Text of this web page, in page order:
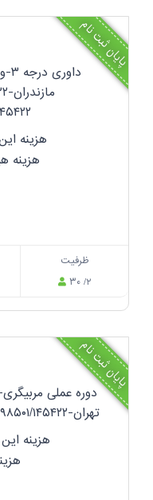
پایان ثبت نام
هزینه این
هزینه هیئت:
ظرفیت
۳۰ /۲
پایان ثبت نام
تهران-۱۴۰۴۱۰۷۱۹۸۵۰۱/۱۴۵۴۲۲ ۱۴۰۴۱۰۷۱۹۸۵۰۱/۱۴۵۴۲۲
هزینه این دوره: